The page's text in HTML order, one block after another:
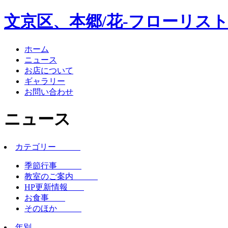
文京区、本郷/花-フローリス
ホーム
ニュース
お店について
ギャラリー
お問い合わせ
ニュース
カテゴリー
季節行事
教室のご案内
HP更新情報
お食事
そのほか